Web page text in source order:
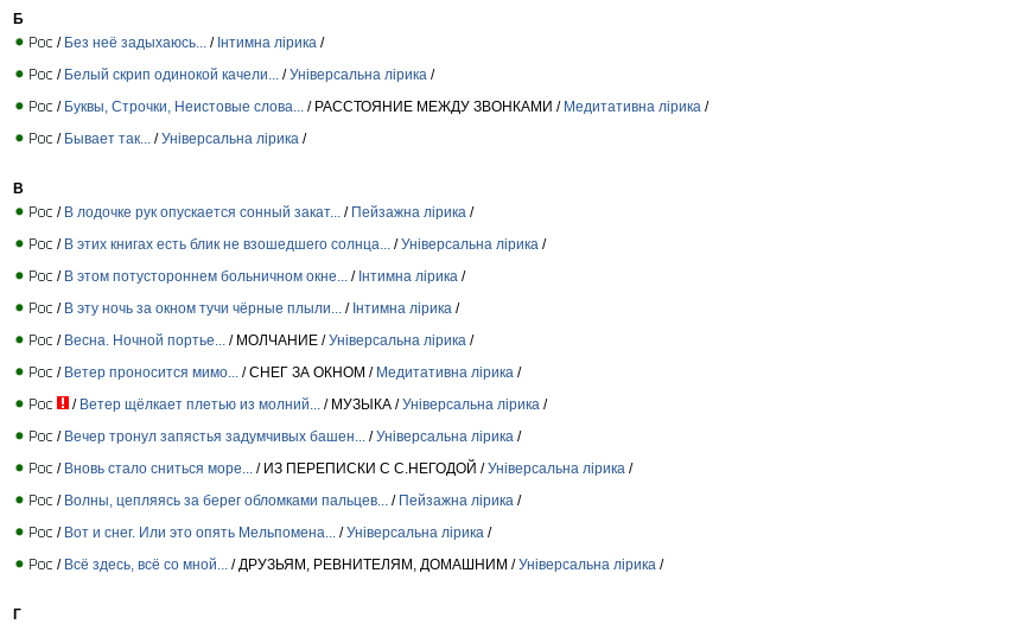
Б
/ Без неё задыхаюсь... / Інтимна лірика /
/ Белый скрип одинокой качели... /Універсальна лірика /
/ Буквы, Строчки, Неистовые слова... / РАССТОЯНИЕ МЕЖДУ ЗВОНКАМИ / Медитативна лірика /
/ Бывает так... /Універсальна лірика /
В
/ В лодочке рук опускается сонный закат... / Пейзажна лірика /
/ В этих книгах есть блик не взошедшего солнца... /Універсальна лірика /
/ В этом потустороннем больничном окне... / Інтимна лірика /
/ В эту ночь за окном тучи чёрные плыли... / Інтимна лірика /
/ Весна. Ночной портье... / МОЛЧАНИЕ /Універсальна лірика /
/ Ветер проносится мимо... / СНЕГ ЗА ОКНОМ / Медитативна лірика /
/ Ветер щёлкает плетью из молний... / МУЗЫКА /Універсальна лірика /
/ Вечер тронул запястья задумчивых башен... /Універсальна лірика /
/ Вновь стало сниться море... / ИЗ ПЕРЕПИСКИ С С.НЕГОДОЙ /Універсальна лірика /
/ Волны, цепляясь за берег обломками пальцев... / Пейзажна лірика /
/ Вот и снег. Или это опять Мельпомена... /Універсальна лірика /
/ Всё здесь, всё со мной... / ДРУЗЬЯМ, РЕВНИТЕЛЯМ, ДОМАШНИМ /Універсальна лірика /
Г